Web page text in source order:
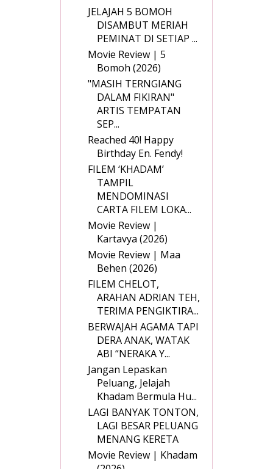
JELAJAH 5 BOMOH
DISAMBUT MERIAH
PEMINAT DI SETIAP ...
Movie Review | 5
Bomoh (2026)
"MASIH TERNGIANG
DALAM FIKIRAN"
ARTIS TEMPATAN
SEP...
Reached 40! Happy
Birthday En. Fendy!
FILEM ‘KHADAM’
TAMPIL
MENDOMINASI
CARTA FILEM LOKA...
Movie Review |
Kartavya (2026)
Movie Review | Maa
Behen (2026)
FILEM CHELOT,
ARAHAN ADRIAN TEH,
TERIMA PENGIKTIRA...
BERWAJAH AGAMA TAPI
DERA ANAK, WATAK
ABI “NERAKA Y...
Jangan Lepaskan
Peluang, Jelajah
Khadam Bermula Hu...
LAGI BANYAK TONTON,
LAGI BESAR PELUANG
MENANG KERETA
Movie Review | Khadam